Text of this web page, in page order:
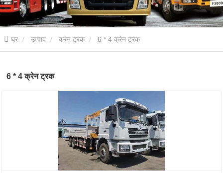
घर उत्पाद क्रेन ट्रक 6 * 4 क्रेन ट्रक
6 * 4 क्रेन ट्रक